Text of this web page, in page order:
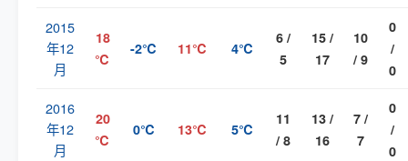
2015
年12
月
18
℃
-2℃ 11℃ 4℃
6 /
5
15 /
17
10
/ 9
0
/
0
2016
年12
月
20
℃
0℃ 13℃ 5℃
11
/ 8
13 /
16
7 /
7
0
/
0